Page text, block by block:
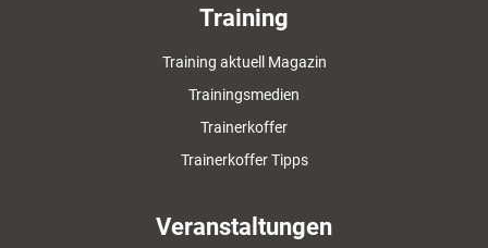
Training
Training aktuell Magazin
Trainingsmedien
Trainerkoffer
Trainerkoffer Tipps
Veranstaltungen